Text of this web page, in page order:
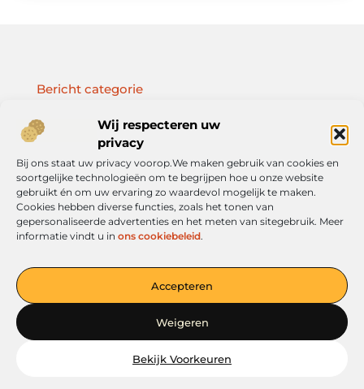
Wij respecteren uw
privacy
Bij ons staat uw privacy voorop.We maken gebruik van cookies en
soortgelijke technologieën om te begrijpen hoe u onze website
gebruikt én om uw ervaring zo waardevol mogelijk te maken.
Cookies hebben diverse functies, zoals het tonen van
gepersonaliseerde advertenties en het meten van sitegebruik. Meer
informatie vindt u in ons cookiebeleid.
Accepteren
Weigeren
Bekijk Voorkeuren
Jouw platform voor ideeën en inspiratie
— Verken boeiende verhalen, handige tips en informatieve
artikelen. Alles overzichtelijk op één plek. Begin vandaag nog met
ontdekken op verkoopkleding.nl!
Onze informatie
Bericht categorie